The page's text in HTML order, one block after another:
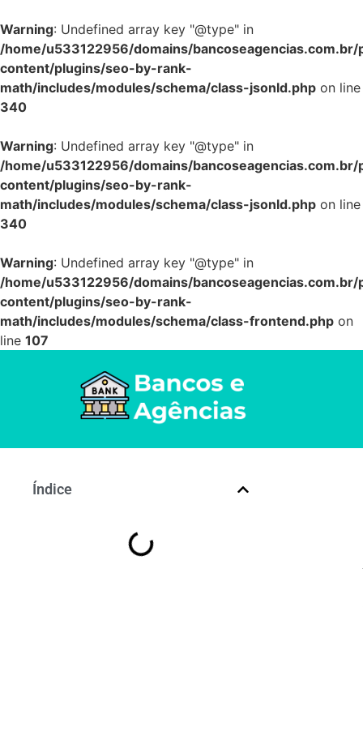
Warning: Undefined array key "@type" in
/home/u533122956/domains/
content/plugins/seo-by-rank-
math/includes/modules/schema/class-jsonld.php on line
340
Warning: Undefined array key "@type" in
/home/u533122956/domains/
content/plugins/seo-by-rank-
math/includes/modules/schema/class-jsonld.php on line
340
Warning: Undefined array key "@type" in
/home/u533122956/domains/
content/plugins/seo-by-rank-
math/includes/modules/schema/class-frontend.php on
line 107
Índice